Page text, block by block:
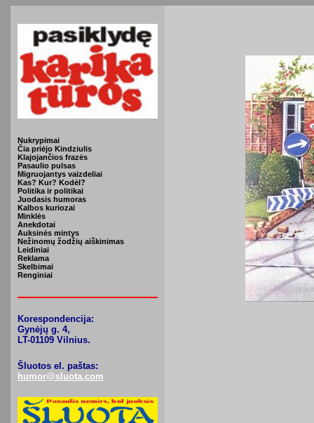
Nukrypimai
Čia priėjo Kindziulis
Klajojančios frazės
Pasaulio pulsas
Migruojantys vaizdeliai
Kas? Kur? Kodėl?
Politika ir politikai
Juodasis humoras
Kalbos kuriozai
Minklės
Anekdotai
Auksinės mintys
Nežinomų žodžių aiškinimas
Leidiniai
Reklama
Skelbimai
Renginiai
Korespondencija:
Gynėjų g. 4,
LT-01109 Vilnius.
Šluotos el. paštas:
humor@sluota.com